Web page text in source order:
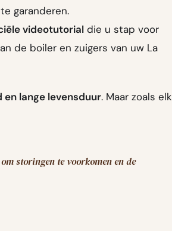
te garanderen.
videotutorial die u stap voor
de boiler en zuigers van uw La
en lange levensduur. Maar zoals elk
storingen te voorkomen en de